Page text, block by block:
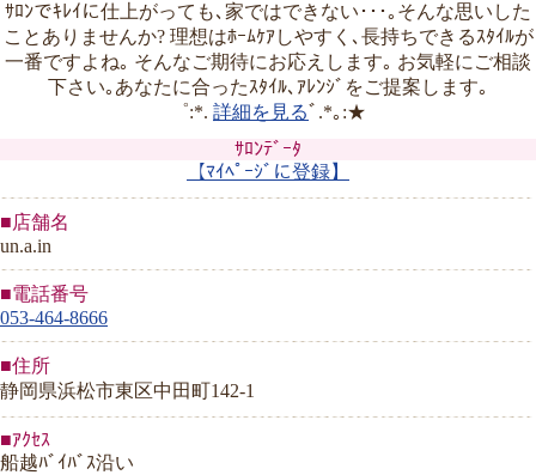
ｻﾛﾝでｷﾚｲに仕上がっても､家ではできない･･･｡そんな思いした
ことありませんか? 理想はﾎｰﾑｹｱしやすく､長持ちできるｽﾀｲﾙが
一番ですよね｡ そんなご期待にお応えします｡ お気軽にご相談
下さい｡あなたに合ったｽﾀｲﾙ､ｱﾚﾝｼﾞをご提案します｡
゜:*. 詳細を見るﾞ.*｡:★
ｻﾛﾝﾃﾞｰﾀ
【ﾏｲﾍﾟｰｼﾞに登録】
■店舗名
un.a.in
■電話番号
053-464-8666
■住所
静岡県浜松市東区中田町142-1
■ｱｸｾｽ
船越ﾊﾞｲﾊﾞｽ沿い